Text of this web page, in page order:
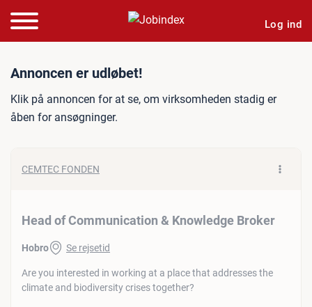
Log ind
Jobannonce: Head of
Annoncen er udløbet!
Klik på annoncen for at se, om virksomheden stadig er
åben for ansøgninger.
CEMTEC FONDEN
Head of Communication & Knowledge Broker
Hobro Se rejsetid
Are you interested in working at a place that addresses the
climate and biodiversity crises together?